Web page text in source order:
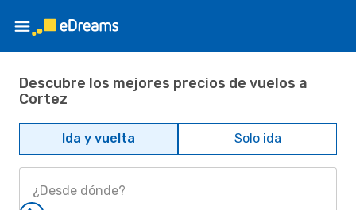
Descubre los mejores precios de vuelos a
Cortez
Ida y vuelta Solo ida
¿Desde dónde?